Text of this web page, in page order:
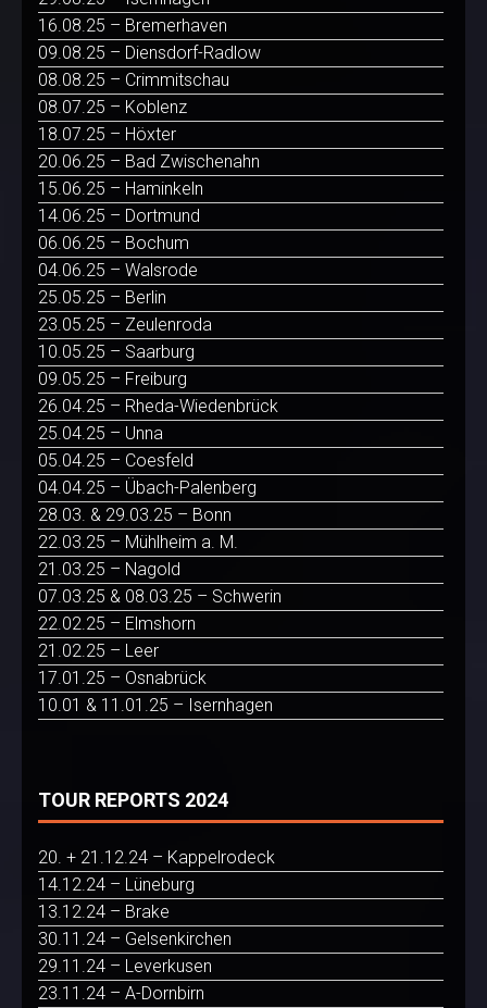
16.08.25 – Bremerhaven
09.08.25 – Diensdorf-Radlow
08.08.25 – Crimmitschau
08.07.25 – Koblenz
18.07.25 – Höxter
20.06.25 – Bad Zwischenahn
15.06.25 – Haminkeln
14.06.25 – Dortmund
06.06.25 – Bochum
04.06.25 – Walsrode
25.05.25 – Berlin
23.05.25 – Zeulenroda
10.05.25 – Saarburg
09.05.25 – Freiburg
26.04.25 – Rheda-Wiedenbrück
25.04.25 – Unna
05.04.25 – Coesfeld
04.04.25 – Übach-Palenberg
28.03. & 29.03.25 – Bonn
22.03.25 – Mühlheim a. M.
21.03.25 – Nagold
07.03.25 & 08.03.25 – Schwerin
22.02.25 – Elmshorn
21.02.25 – Leer
17.01.25 – Osnabrück
10.01 & 11.01.25 – Isernhagen
TOUR REPORTS 2024
20. + 21.12.24 – Kappelrodeck
14.12.24 – Lüneburg
13.12.24 – Brake
30.11.24 – Gelsenkirchen
29.11.24 – Leverkusen
23.11.24 – A-Dornbirn